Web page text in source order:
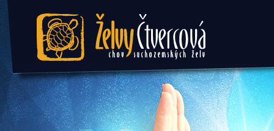
Želvy Čtvercová - chov
suchozemských želv